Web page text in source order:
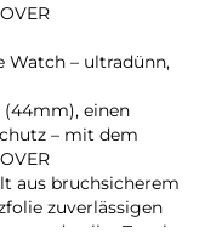
– ultradünn,
(44mm), einen
– mit dem
aus bruchsicherem
zuverlässigen
und voller Touch-